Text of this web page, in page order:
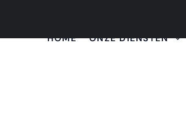
HOME ONZE DIENSTEN